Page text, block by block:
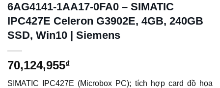
6AG4141-1AA17-0FA0 – SIMATIC
IPC427E Celeron G3902E, 4GB, 240GB
SSD, Win10 | Siemens
70,124,955₫
SIMATIC IPC427E (Microbox PC); tích hợp card đồ họa